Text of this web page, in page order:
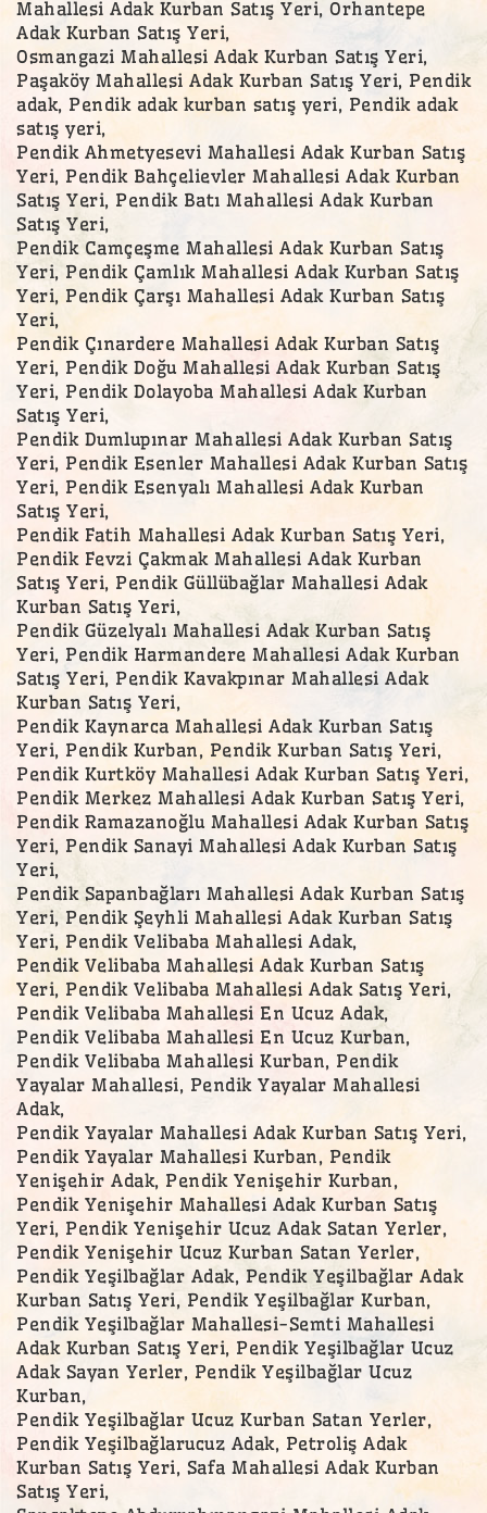
Mahallesi Adak Kurban Satış Yeri, Orhantepe
Adak Kurban Satış Yeri,
Osmangazi Mahallesi Adak Kurban Satış Yeri,
Paşaköy Mahallesi Adak Kurban Satış Yeri, Pendik
adak, Pendik adak kurban satış yeri, Pendik adak
satış yeri,
Pendik Ahmetyesevi Mahallesi Adak Kurban Satış
Yeri, Pendik Bahçelievler Mahallesi Adak Kurban
Satış Yeri, Pendik Batı Mahallesi Adak Kurban
Satış Yeri,
Pendik Camçeşme Mahallesi Adak Kurban Satış
Yeri, Pendik Çamlık Mahallesi Adak Kurban Satış
Yeri, Pendik Çarşı Mahallesi Adak Kurban Satış
Yeri,
Pendik Çınardere Mahallesi Adak Kurban Satış
Yeri, Pendik Doğu Mahallesi Adak Kurban Satış
Yeri, Pendik Dolayoba Mahallesi Adak Kurban
Satış Yeri,
Pendik Dumlupınar Mahallesi Adak Kurban Satış
Yeri, Pendik Esenler Mahallesi Adak Kurban Satış
Yeri, Pendik Esenyalı Mahallesi Adak Kurban
Satış Yeri,
Pendik Fatih Mahallesi Adak Kurban Satış Yeri,
Pendik Fevzi Çakmak Mahallesi Adak Kurban
Satış Yeri, Pendik Güllübağlar Mahallesi Adak
Kurban Satış Yeri,
Pendik Güzelyalı Mahallesi Adak Kurban Satış
Yeri, Pendik Harmandere Mahallesi Adak Kurban
Satış Yeri, Pendik Kavakpınar Mahallesi Adak
Kurban Satış Yeri,
Pendik Kaynarca Mahallesi Adak Kurban Satış
Yeri, Pendik Kurban, Pendik Kurban Satış Yeri,
Pendik Kurtköy Mahallesi Adak Kurban Satış Yeri,
Pendik Merkez Mahallesi Adak Kurban Satış Yeri,
Pendik Ramazanoğlu Mahallesi Adak Kurban Satış
Yeri, Pendik Sanayi Mahallesi Adak Kurban Satış
Yeri,
Pendik Sapanbağları Mahallesi Adak Kurban Satış
Yeri, Pendik Şeyhli Mahallesi Adak Kurban Satış
Yeri, Pendik Velibaba Mahallesi Adak,
Pendik Velibaba Mahallesi Adak Kurban Satış
Yeri, Pendik Velibaba Mahallesi Adak Satış Yeri,
Pendik Velibaba Mahallesi En Ucuz Adak,
Pendik Velibaba Mahallesi En Ucuz Kurban,
Pendik Velibaba Mahallesi Kurban, Pendik
Yayalar Mahallesi, Pendik Yayalar Mahallesi
Adak,
Pendik Yayalar Mahallesi Adak Kurban Satış Yeri,
Pendik Yayalar Mahallesi Kurban, Pendik
Yenişehir Adak, Pendik Yenişehir Kurban,
Pendik Yenişehir Mahallesi Adak Kurban Satış
Yeri, Pendik Yenişehir Ucuz Adak Satan Yerler,
Pendik Yenişehir Ucuz Kurban Satan Yerler,
Pendik Yeşilbağlar Adak, Pendik Yeşilbağlar Adak
Kurban Satış Yeri, Pendik Yeşilbağlar Kurban,
Pendik Yeşilbağlar Mahallesi-Semti Mahallesi
Adak Kurban Satış Yeri, Pendik Yeşilbağlar Ucuz
Adak Sayan Yerler, Pendik Yeşilbağlar Ucuz
Kurban,
Pendik Yeşilbağlar Ucuz Kurban Satan Yerler,
Pendik Yeşilbağlarucuz Adak, Petroliş Adak
Kurban Satış Yeri, Safa Mahallesi Adak Kurban
Satış Yeri,